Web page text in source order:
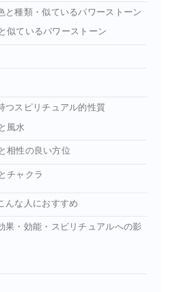
と種類・似ているパワーストーン
似ているパワーストーン
つスピリチュアル的性質
風水
相性の良い方位
チャクラ
んな人におすすめ
果・効能・スピリチュアルへの影